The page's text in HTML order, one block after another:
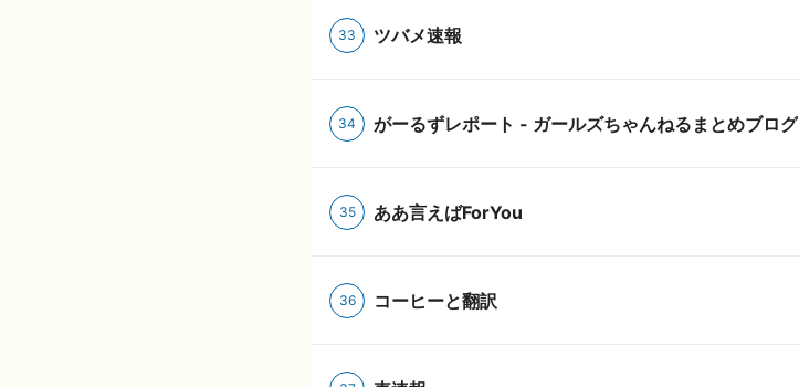
33 ツバメ速報
34 がーるずレポート - ガールズちゃんねるまとめブログ
35 ああ言えばForYou
36 コーヒーと翻訳